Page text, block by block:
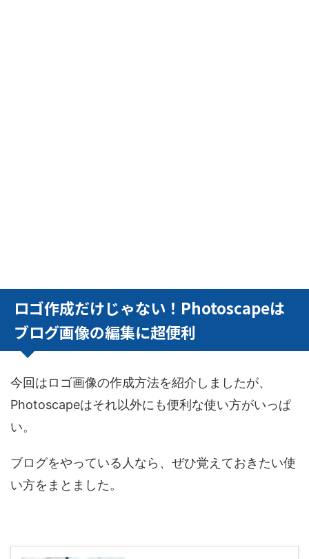
ロゴ作成だけじゃない！Photoscapeは
ブログ画像の編集に超便利
今回はロゴ画像の作成方法を紹介しましたが、
Photoscapeはそれ以外にも便利な使い方がいっぱ
い。
ブログをやっている人なら、ぜひ覚えておきたい使
い方をまとました。